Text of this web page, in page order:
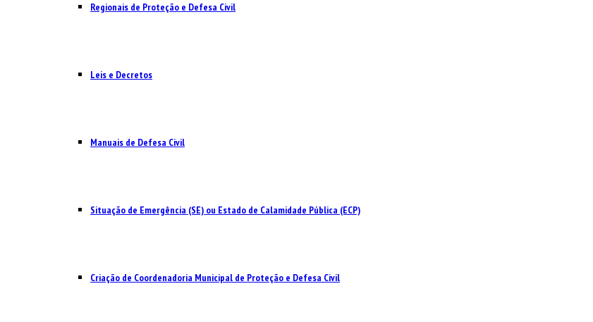
Regionais de Proteção e Defesa Civil
Leis e Decretos
Manuais de Defesa Civil
Situação de Emergência (SE) ou Estado de Calamidade Pública (ECP)
Criação de Coordenadoria Municipal de Proteção e Defesa Civil